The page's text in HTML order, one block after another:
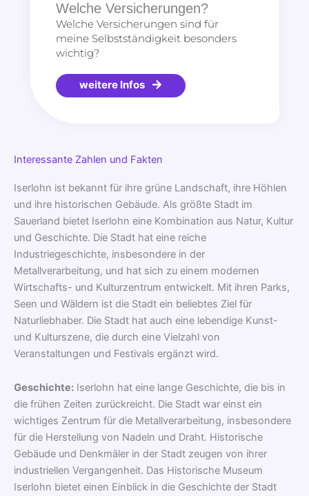
Welche Versicherungen?
Welche Versicherungen sind für
meine Selbstständigkeit besonders
wichtig?
weitere Infos
Interessante Zahlen und Fakten
Iserlohn ist bekannt für ihre grüne Landschaft, ihre Höhlen
und ihre historischen Gebäude. Als größte Stadt im
Sauerland bietet Iserlohn eine Kombination aus Natur, Kultur
und Geschichte. Die Stadt hat eine reiche
Industriegeschichte, insbesondere in der
Metallverarbeitung, und hat sich zu einem modernen
Wirtschafts- und Kulturzentrum entwickelt. Mit ihren Parks,
Seen und Wäldern ist die Stadt ein beliebtes Ziel für
Naturliebhaber. Die Stadt hat auch eine lebendige Kunst-
und Kulturszene, die durch eine Vielzahl von
Veranstaltungen und Festivals ergänzt wird.
Geschichte: Iserlohn hat eine lange Geschichte, die bis in
die frühen Zeiten zurückreicht. Die Stadt war einst ein
wichtiges Zentrum für die Metallverarbeitung, insbesondere
für die Herstellung von Nadeln und Draht. Historische
Gebäude und Denkmäler in der Stadt zeugen von ihrer
industriellen Vergangenheit. Das Historische Museum
Iserlohn bietet einen Einblick in die Geschichte der Stadt